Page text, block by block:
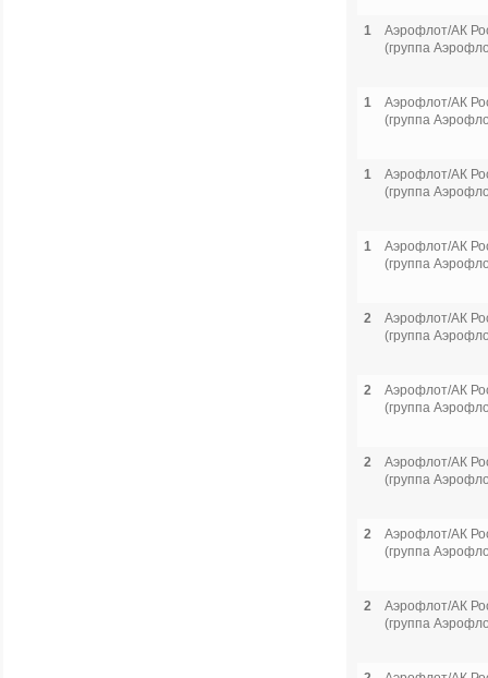
1
Аэрофлот/АК
(группа
1
Аэрофлот/АК
(группа
1
Аэрофлот/АК
(группа
1
Аэрофлот/АК
(группа
2
Аэрофлот/АК
(группа
2
Аэрофлот/АК
(группа
2
Аэрофлот/АК
(группа
2
Аэрофлот/АК
(группа
2
Аэрофлот/АК
(группа